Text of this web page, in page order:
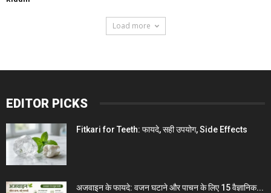
Load more
EDITOR PICKS
Fitkari for Teeth: फायदे, सही उपयोग, Side Effects
अजवाइन के फायदे: वजन घटाने और पाचन के लिए 15 वैज्ञानिक...